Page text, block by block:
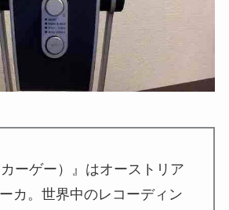
カーゲー）』はオーストリア
カ。世界中のレコーディン